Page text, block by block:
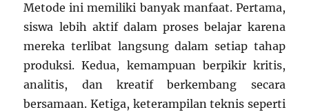
Metode ini memiliki banyak manfaat. Pertama,
siswa lebih aktif dalam proses belajar karena
mereka terlibat langsung dalam setiap tahap
produksi. Kedua, kemampuan berpikir kritis,
analitis, dan kreatif berkembang secara
bersamaan. Ketiga, keterampilan teknis seperti